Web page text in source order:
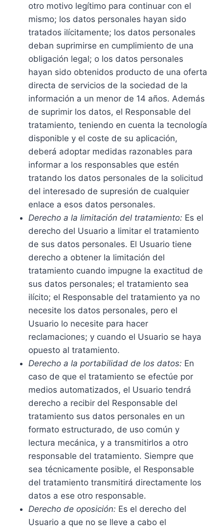
otro motivo legítimo para continuar con el
mismo; los datos personales hayan sido
tratados ilícitamente; los datos personales
deban suprimirse en cumplimiento de una
obligación legal; o los datos personales
hayan sido obtenidos producto de una oferta
directa de servicios de la sociedad de la
información a un menor de 14 años. Además
de suprimir los datos, el Responsable del
tratamiento, teniendo en cuenta la tecnología
disponible y el coste de su aplicación,
deberá adoptar medidas razonables para
informar a los responsables que estén
tratando los datos personales de la solicitud
del interesado de supresión de cualquier
enlace a esos datos personales.
Derecho a la limitación del tratamiento: Es el
derecho del Usuario a limitar el tratamiento
de sus datos personales. El Usuario tiene
derecho a obtener la limitación del
tratamiento cuando impugne la exactitud de
sus datos personales; el tratamiento sea
ilícito; el Responsable del tratamiento ya no
necesite los datos personales, pero el
Usuario lo necesite para hacer
reclamaciones; y cuando el Usuario se haya
opuesto al tratamiento.
Derecho a la portabilidad de los datos: En
caso de que el tratamiento se efectúe por
medios automatizados, el Usuario tendrá
derecho a recibir del Responsable del
tratamiento sus datos personales en un
formato estructurado, de uso común y
lectura mecánica, y a transmitirlos a otro
responsable del tratamiento. Siempre que
sea técnicamente posible, el Responsable
del tratamiento transmitirá directamente los
datos a ese otro responsable.
Derecho de oposición: Es el derecho del
Usuario a que no se lleve a cabo el